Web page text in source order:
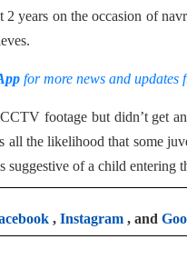
2 years on the occasion of
for more news and updates
footage but didn’t get
all the likelihood that some
suggestive of a child
, Instagram , and